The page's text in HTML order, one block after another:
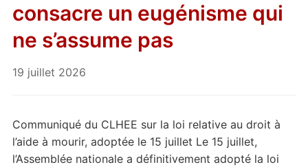
consacre un eugénisme qui
ne s’assume pas
19 juillet 2026
Communiqué du CLHEE sur la loi relative au droit à
l’aide à mourir, adoptée le 15 juillet Le 15 juillet,
l’Assemblée nationale a définitivement adopté la loi